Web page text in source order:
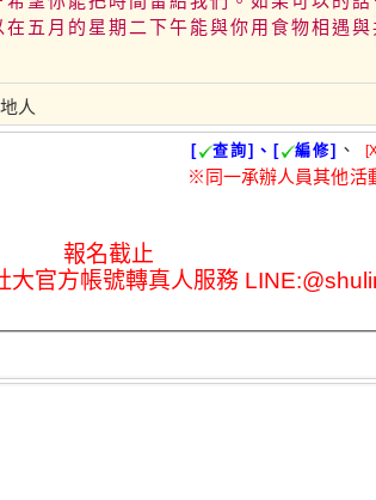
五月的星期二下午能與你用食物相遇
人
[ 查詢]、[ 編修] 、
※同一承辦人員其他活
報名截止
大官方帳號轉真人服務